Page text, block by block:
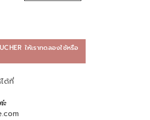
ให้เราทดลองใช้หรือ
ด้ที่